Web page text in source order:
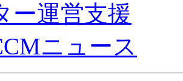
ー運営支援
ニュース